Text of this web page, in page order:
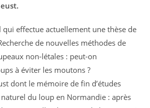
qui effectue actuellement une thèse de
de nouvelles méthodes de
non-létales : peut-on
à éviter les moutons ?
dont le mémoire de fin d’études
naturel du loup en Normandie : après